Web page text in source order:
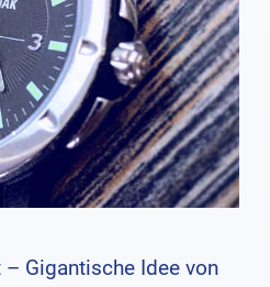
Gigantische Idee von